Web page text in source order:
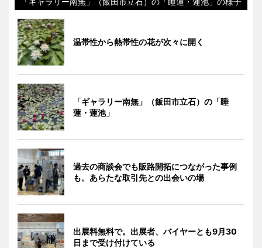
温帯性から熱帯性の花が次々に開く
「ギャラリー南無」（飯田市立石）の「睡
蓮・蓮池」
過去の商談会でも販路開拓につながった事例
も。あらたな取引先との出会いの場
出展料無料で。出展者、バイヤーとも9月30
日まで受け付けている